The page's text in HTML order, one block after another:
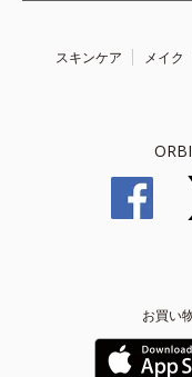
スキンケア メイク
お買い